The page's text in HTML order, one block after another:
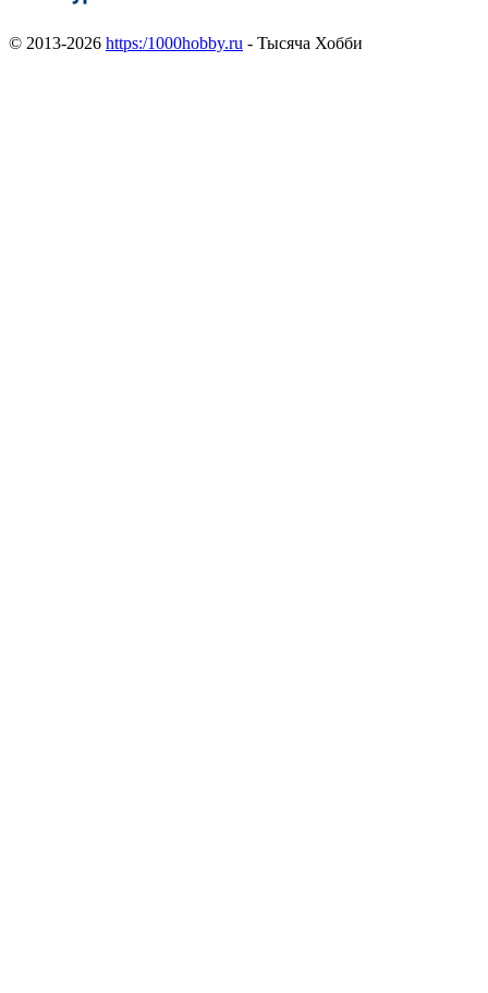
© 2013-2026 https:/1000hobby.ru - Тысяча Хобби